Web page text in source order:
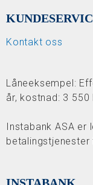
Kontakt oss
Låneeksempel:
år, kostnad: 3
Instabank ASA er